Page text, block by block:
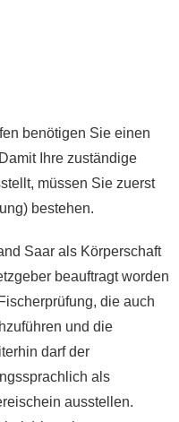
benötigen Sie einen
Ihre zuständige
müssen Sie zuerst
bestehen.
Saar als Körperschaft
beauftragt worden
die auch
und die
darf der
als
ausstellen.